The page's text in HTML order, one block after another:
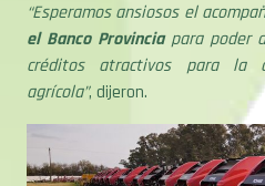
“Esperamos ansiosos el
el Banco Provinciapara poder
créditos atractivos para la
agrícola”, dijeron.